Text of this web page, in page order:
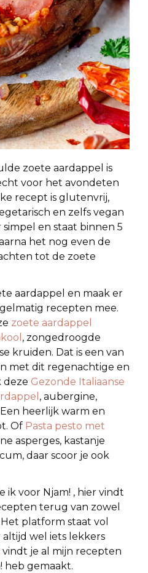
zoete aardappel is
voor het avondeten
recept is glutenvrij,
en zelfs vegan
en staat binnen 5
het nog even de
tot de zoete
aardappel en maak er
recepten mee.
zoete aardappel
, zongedroogde
kruiden. Dat is een van
met dit regenachtige en
deze Gezonde Italiaanse
, aubergine,
heerlijk warm en
Of Pasta pesto met
asperges, kastanje
daar scoor je ook
voor Njam! , hier vindt
terug van zowel
platform staat vol
wel iets lekkers
vindt je al mijn recepten
heb gemaakt.